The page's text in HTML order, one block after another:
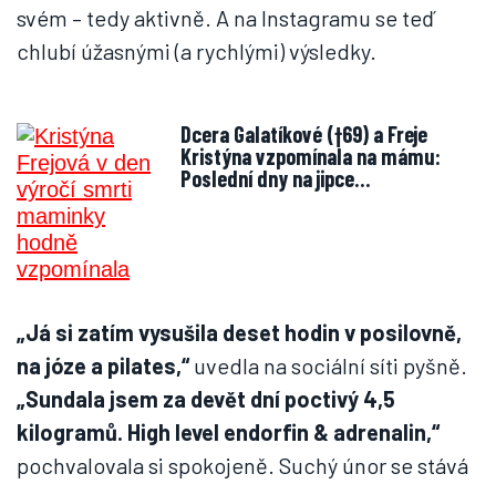
svém – tedy aktivně. A na Instagramu se teď
chlubí úžasnými (a rychlými) výsledky.
Dcera Galatíkové (†69) a Freje
Kristýna vzpomínala na mámu:
Poslední dny na jipce…
„Já si zatím vysušila deset hodin v posilovně,
na józe a pilates,“uvedla na sociální síti pyšně.
„Sundala jsem za devět dní poctivý 4,5
kilogramů. High level endorfin & adrenalin,“
pochvalovala si spokojeně. Suchý únor se stává